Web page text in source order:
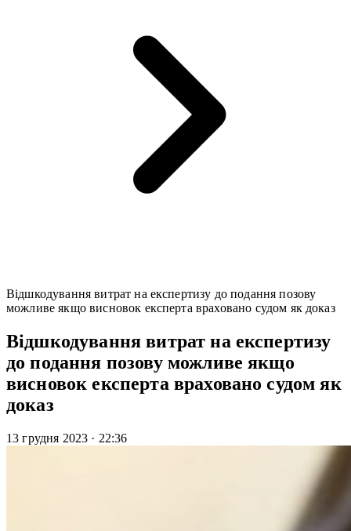
Відшкодування витрат на експертизу до подання позову
можливе якщо висновок експерта враховано судом як доказ
Відшкодування витрат на експертизу
до подання позову можливе якщо
висновок експерта враховано судом як
доказ
13 грудня 2023 · 22:36